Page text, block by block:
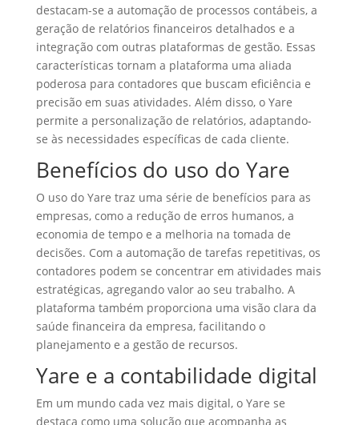
destacam-se a automação de processos contábeis, a
geração de relatórios financeiros detalhados e a
integração com outras plataformas de gestão. Essas
características tornam a plataforma uma aliada
poderosa para contadores que buscam eficiência e
precisão em suas atividades. Além disso, o Yare
permite a personalização de relatórios, adaptando-
se às necessidades específicas de cada cliente.
Benefícios do uso do Yare
O uso do Yare traz uma série de benefícios para as
empresas, como a redução de erros humanos, a
economia de tempo e a melhoria na tomada de
decisões. Com a automação de tarefas repetitivas, os
contadores podem se concentrar em atividades mais
estratégicas, agregando valor ao seu trabalho. A
plataforma também proporciona uma visão clara da
saúde financeira da empresa, facilitando o
planejamento e a gestão de recursos.
Yare e a contabilidade digital
Em um mundo cada vez mais digital, o Yare se
destaca como uma solução que acompanha as